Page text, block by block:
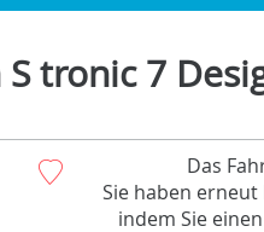
tronic 7
Das
Sie haben
indem Sie